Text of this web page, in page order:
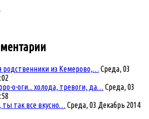
родственники из Кемерово,… Среда, 03
о-оги... холода, тревоги, да… Среда, 03
ты так все вкусно… Среда, 03 Декабрь 2014